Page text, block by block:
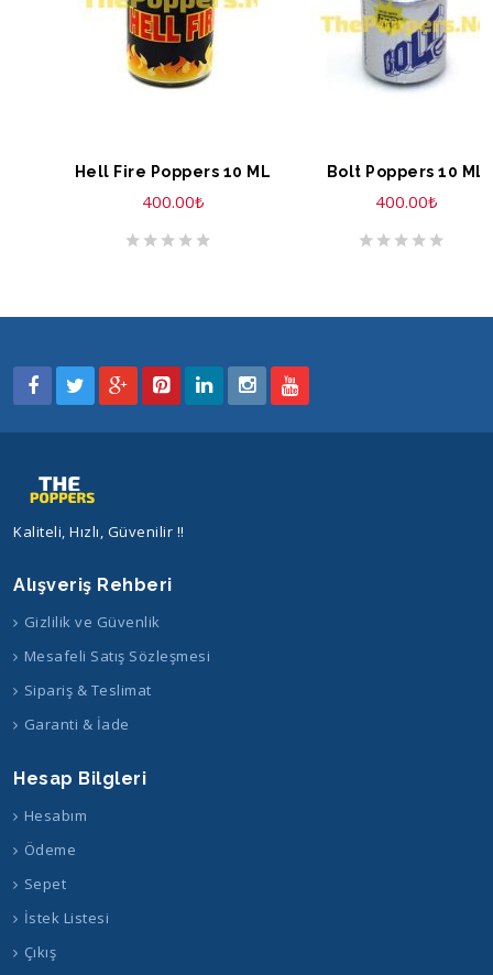
SEPETE EKLE
Hell Fire Poppers 10 ML
400.00₺
SEPETE EKLE
Bolt Poppers 10 ML
400.00₺
Kaliteli, Hızlı, Güvenilir !!
Alışveriş Rehberi
Gizlilik ve Güvenlik
Mesafeli Satış Sözleşmesi
Sipariş & Teslimat
Garanti & İade
Hesap Bilgleri
Hesabım
Ödeme
Sepet
İstek Listesi
Çıkış